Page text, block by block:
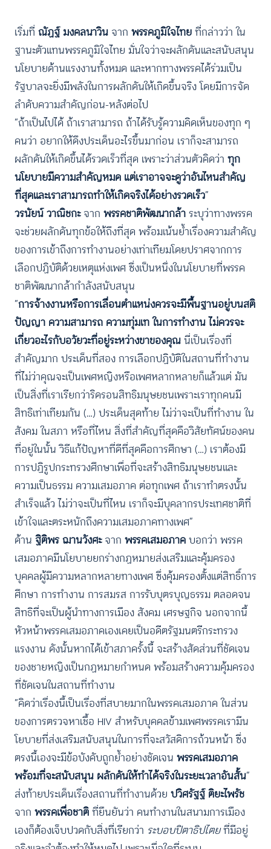
เริ่มที่ ณัฏฐ์ มงคลนาวิน จาก พรรคภูมิใจไทยที่กล่าวว่า ใน
ฐานะตัวแทนพรรคภูมิใจไทย มั่นใจว่าจะผลักดันและสนับสนุน
นโยบายด้านแรงงานทั้งหมด และหากทางพรรคได้ร่วมเป็น
รัฐบาลจะยิ่งมีพลังในการผลักดันให้เกิดขึ้นจริง โดยมีการจัด
ลำดับความสำคัญก่อน-หลังต่อไป
“ถ้าเป็นไปได้ ถ้าเราสามารถ ถ้าได้รับรู้ความคิดเห็นของทุก ๆ
คนว่า อยากให้ดึงประเด็นอะไรขึ้นมาก่อน เราก็จะสามารถ
ผลักดันให้เกิดขึ้นได้รวดเร็วที่สุด เพราะว่าส่วนตัวคิดว่า ทุก
นโยบายมีความสำคัญหมด แต่เราอาจจะดูว่าอันไหนสำคัญ
ที่สุดและเราสามารถทำให้เกิดจริงได้อย่างรวดเร็ว”
วรนัยน์ วาณิชกะจาก พรรคชาติพัฒนากล้าระบุว่าทางพรรค
จะช่วยผลักดันทุกข้อให้ถึงที่สุด พร้อมเน้นย้ำเรื่องความสำคัญ
ของการเข้าถึงการทำงานอย่างเท่าเทียมโดยปราศจากการ
เลือกปฏิบัติด้วยเหตุแห่งเพศ ซึ่งเป็นหนึ่งในนโยบายที่พรรค
ชาติพัฒนากล้ากำลังสนับสนุน
“การจ้างงานหรือการเลื่อนตำแหน่งควรจะมีพื้นฐานอยู่บนสติ
ปัญญา ความสามารถ ความทุ่มเท ในการทำงาน ไม่ควรจะ
เกี่ยวอะไรกับอวัยวะที่อยู่ระหว่างขาของคุณนี่เป็นเรื่องที่
สำคัญมาก ประเด็นที่สอง การเลือกปฏิบัติในสถานที่ทำงาน
ที่ไม่ว่าคุณจะเป็นเพศหญิงหรือเพศหลากหลายก็แล้วแต่ มัน
เป็นสิ่งที่เราเรียกว่าริดรอนสิทธิมนุษยชนเพราะเราทุกคนมี
สิทธิเท่าเทียมกัน (…) ประเด็นสุดท้าย ไม่ว่าจะเป็นที่ทำงาน ใน
สังคม ในสภา หรือที่ไหน สิ่งที่สำคัญที่สุดคือวิสัยทัศน์ของคน
ที่อยู่ในนั้น วิธีแก้ปัญหาที่ดีที่สุดคือการศึกษา (…) เราต้องมี
การปฏิรูปกระทรวงศึกษาเพื่อที่จะสร้างสิทธิมนุษยชนและ
ความเป็นธรรม ความเสมอภาค ต่อทุกเพศ ถ้าเราทำตรงนั้น
สำเร็จแล้ว ไม่ว่าจะเป็นที่ไหน เราก็จะมีบุคลากรประเทศชาติที่
เข้าใจและตระหนักถึงความเสมอภาคทางเพศ”
ด้าน ฐิติพร ฌานวังศะจาก พรรคเสมอภาคบอกว่า พรรค
เสมอภาคมีนโยบายยกร่างกฏหมายส่งเสริมและคุ้มครอง
บุคคลผู้มีความหลากหลายทางเพศ ซึ่งคุ้มครองตั้งแต่สิทธิ์การ
ศึกษา การทำงาน การสมรส การรับบุตรบุญธรรม ตลอดจน
สิทธิที่จะเป็นผู้นำทางการเมือง สังคม เศรษฐกิจ นอกจากนี้
หัวหน้าพรรคเสมอภาคเองเคยเป็นอดีตรัฐมนตรีกระทรวง
แรงงาน ดังนั้นหากได้เข้าสภาครั้งนี้ จะสร้างสัดส่วนที่ชัดเจน
ของชายหญิงเป็นกฏหมายกำหนด พร้อมสร้างความคุ้มครอง
ที่ชัดเจนในสถานที่ทำงาน
“คิดว่าเรื่องนี้เป็นเรื่องที่สบายมากในพรรคเสมอภาค ในส่วน
ของการตรวจหาเชื้อ HIV สำหรับบุคคลข้ามเพศพรรคเรามีน
โยบายที่ส่งเสริมสนับสนุนในการที่จะสวัสดิการถ้วนหน้า ซึ่ง
ตรงนี้เองจะมีข้อบังคับถูกย้ำอย่างชัดเจน พรรคเสมอภาค
พร้อมที่จะสนับสนุน ผลักดันให้ทำได้จริงในระยะเวลาอันสั้น”
ส่งท้ายประเด็นเรื่องสถานที่ทำงานด้วย ปวิศรัฐฐ์ ติยะไพรัช
จาก พรรคเพื่อชาติที่ยืนยันว่า คนทำงานในสนามการเมือง
เองก็ต้องเจ็บปวดกับสิ่งที่เรียกว่า ระบอบปิตาธิปไตยที่มีอยู่